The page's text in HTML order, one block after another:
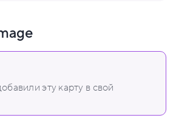
эту карту в свой